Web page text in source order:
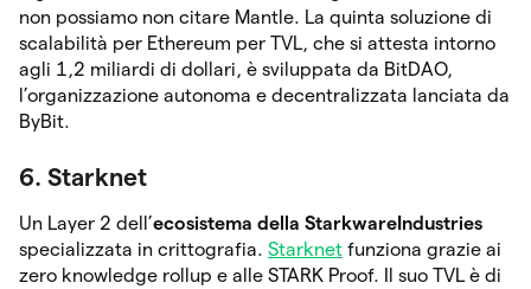
non possiamo non citare Mantle. La quinta soluzione di
scalabilità per Ethereum per TVL, che si attesta intorno
agli 1,2 miliardi di dollari, è sviluppata da BitDAO,
l’organizzazione autonoma e decentralizzata lanciata da
ByBit.
6. Starknet
Un Layer 2 dell’ecosistema della StarkwareIndustries
specializzata in crittografia. Starknet funziona grazie ai
zero knowledge rollup e alle STARK Proof. Il suo TVL è di